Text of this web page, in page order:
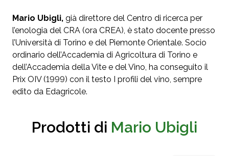
Mario Ubigli, già direttore del Centro di ricerca per
l’enologia del CRA (ora CREA), è stato docente presso
l’Università di Torino e del Piemonte Orientale. Socio
ordinario dell’Accademia di Agricoltura di Torino e
dell’Accademia della Vite e del Vino, ha conseguito il
Prix OIV (1999) con il testo I profili del vino, sempre
edito da Edagricole.
Prodotti di Mario Ubigli